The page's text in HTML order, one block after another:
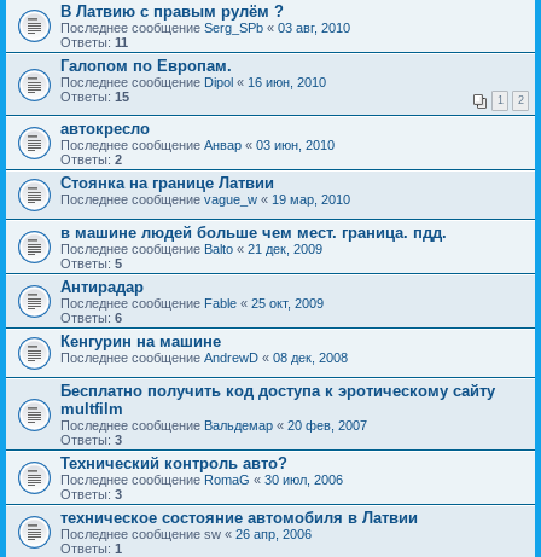
В Латвию с правым рулём ?
Последнее сообщение Serg_SPb « 03 авг, 2010
Ответы: 11
Галопом по Европам.
Последнее сообщение Dipol « 16 июн, 2010
Ответы: 15 1 2
автокресло
Последнее сообщение Анвар « 03 июн, 2010
Ответы: 2
Стоянка на границе Латвии
Последнее сообщение vague_w « 19 мар, 2010
в машине людей больше чем мест. граница. пдд.
Последнее сообщение Balto « 21 дек, 2009
Ответы: 5
Антирадар
Последнее сообщение Fable « 25 окт, 2009
Ответы: 6
Кенгурин на машине
Последнее сообщение AndrewD « 08 дек, 2008
Бесплатно получить код доступа к эротическому сайту
multfilm
Последнее сообщение Вальдемар « 20 фев, 2007
Ответы: 3
Технический контроль авто?
Последнее сообщение RomaG « 30 июл, 2006
Ответы: 3
техническое состояние автомобиля в Латвии
Последнее сообщение sw « 26 апр, 2006
Ответы: 1